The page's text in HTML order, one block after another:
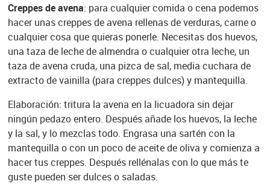
Creppes de avena: para cualquier comida o cena podemos
hacer unas creppes de avena rellenas de verduras, carne o
cualquier cosa que quieras ponerle. Necesitas dos huevos,
una taza de leche de almendra o cualquier otra leche, un
taza de avena cruda, una pizca de sal, media cuchara de
extracto de vainilla (para creppes dulces) y mantequilla.
Elaboración: tritura la avena en la licuadora sin dejar
ningún pedazo entero. Después añade los huevos, la leche
y la sal, y lo mezclas todo. Engrasa una sartén con la
mantequilla o con un poco de aceite de oliva y comienza a
hacer tus creppes. Después rellénalas con lo que más te
guste pueden ser dulces o saladas.